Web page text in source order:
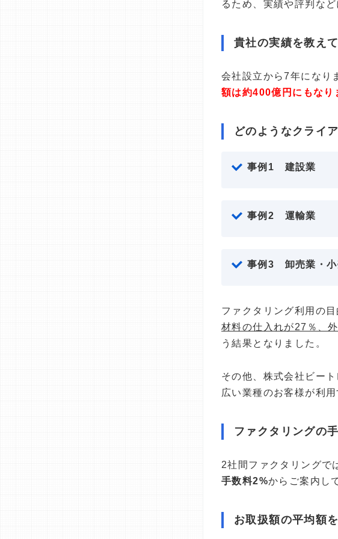
るため、実績や評判な
貴社の実績を教え
会社設立から7年になり
額は約400億円にもなり
どのようなクライ
事例1 建設業
事例2 運輸業
事例3 卸売業・小
ファクタリング利用の
材料の仕入れが27％、
う結果となりました。
その他、株式会社ビー
広い業種のお客様が利
ファクタリングの
2社間ファクタリングで
手数料2%からご案内し
お取扱額の平均額